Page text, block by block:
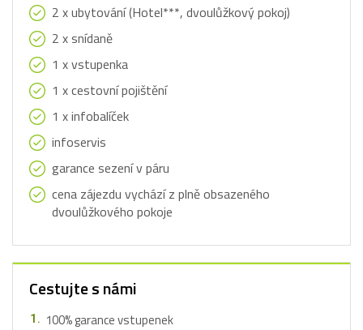
2 x ubytování (Hotel***, dvoulůžkový pokoj)
2 x snídaně
1 x vstupenka
1 x cestovní pojištění
1 x infobalíček
infoservis
garance sezení v páru
cena zájezdu vychází z plně obsazeného
dvoulůžkového pokoje
Cestujte s námi
100% garance vstupenek